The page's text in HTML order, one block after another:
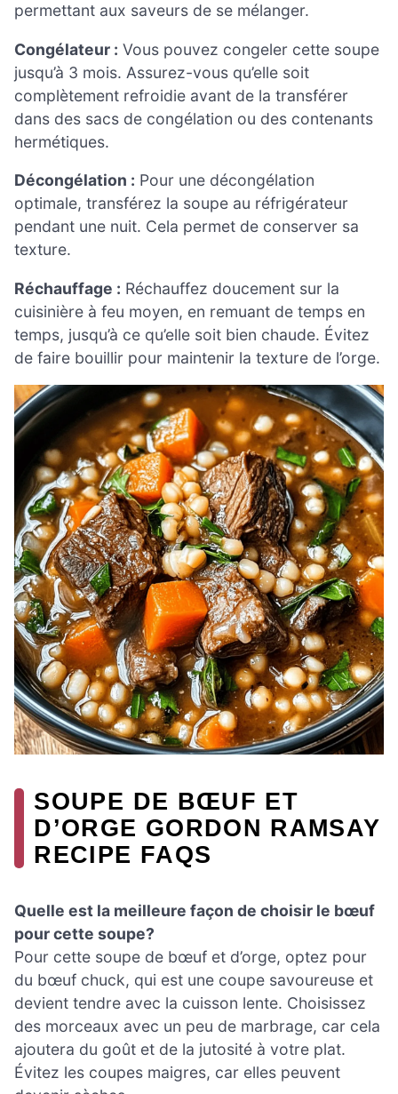
permettant aux saveurs de se mélanger.
Congélateur : Vous pouvez congeler cette soupe
jusqu’à 3 mois. Assurez-vous qu’elle soit
complètement refroidie avant de la transférer
dans des sacs de congélation ou des contenants
hermétiques.
Décongélation : Pour une décongélation
optimale, transférez la soupe au réfrigérateur
pendant une nuit. Cela permet de conserver sa
texture.
Réchauffage : Réchauffez doucement sur la
cuisinière à feu moyen, en remuant de temps en
temps, jusqu’à ce qu’elle soit bien chaude. Évitez
de faire bouillir pour maintenir la texture de l’orge.
SOUPE DE BŒUF ET
D’ORGE GORDON RAMSAY
RECIPE FAQS
Quelle est la meilleure façon de choisir le bœuf
pour cette soupe?
Pour cette soupe de bœuf et d’orge, optez pour
du bœuf chuck, qui est une coupe savoureuse et
devient tendre avec la cuisson lente. Choisissez
des morceaux avec un peu de marbrage, car cela
ajoutera du goût et de la jutosité à votre plat.
Évitez les coupes maigres, car elles peuvent